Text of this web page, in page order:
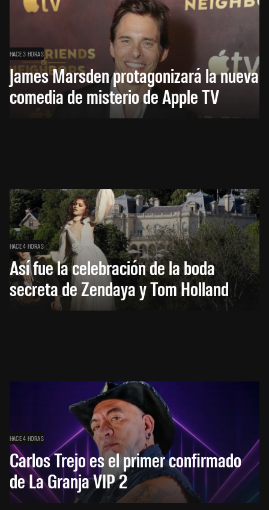
HACE 3 HORAS
James Marsden protagonizará la nueva
comedia de misterio de Apple TV
HACE 4 HORAS
Así fue la celebración de la boda
secreta de Zendaya y Tom Holland
HACE 4 HORAS
Carlos Trejo es el primer confirmado
de La Granja VIP 2